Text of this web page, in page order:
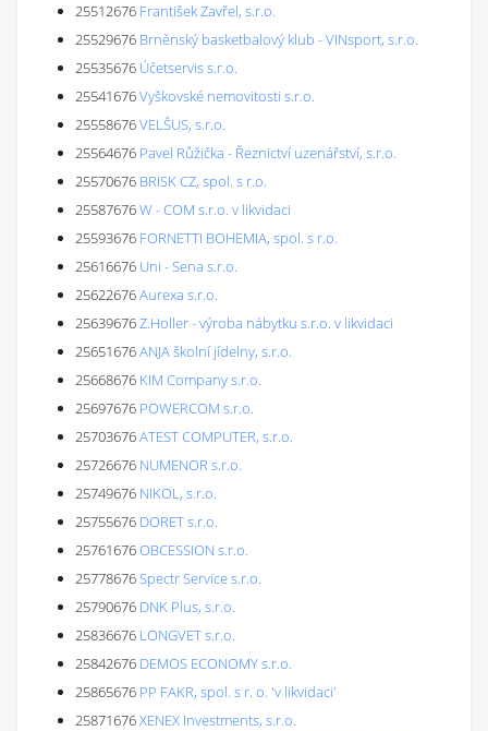
25512676 František Zavřel, s.r.o.
25529676 Brněnský basketbalový klub - VINsport, s.r.o.
25535676 Účetservis s.r.o.
25541676Vyškovské nemovitosti s.r.o.
25558676VELŠUS, s.r.o.
25564676 Pavel Růžička - Řeznictví uzenářství, s.r.o.
25570676 BRISK CZ, spol. s r.o.
25587676W - COM s.r.o. v likvidaci
25593676 FORNETTI BOHEMIA, spol. s r.o.
25616676 Uni - Sena s.r.o.
25622676Aurexa s.r.o.
25639676Z.Holler - výroba nábytku s.r.o. v likvidaci
25651676ANJA školní jídelny, s.r.o.
25668676 KIM Company s.r.o.
25697676 POWERCOM s.r.o.
25703676ATEST COMPUTER, s.r.o.
25726676 NUMENOR s.r.o.
25749676 NIKOL, s.r.o.
25755676 DORET s.r.o.
25761676OBCESSION s.r.o.
25778676Spectr Service s.r.o.
25790676 DNK Plus, s.r.o.
25836676 LONGVET s.r.o.
25842676 DEMOS ECONOMY s.r.o.
25865676 PP FAKR, spol. s r. o. 'v likvidaci'
25871676XENEX Investments, s.r.o.